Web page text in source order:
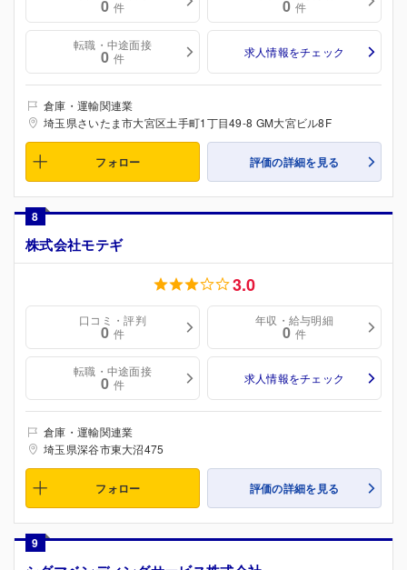
0 件 0 件
転職・中途面接
0 件 求人情報をチェック
倉庫・運輸関連業
埼玉県さいたま市大宮区土手町1丁目49-8 GM大宮ビル8F
フォロー 評価の詳細を見る
8
株式会社モテギ
3.0
口コミ・評判
0 件
年収・給与明細
0 件
転職・中途面接
0 件 求人情報をチェック
倉庫・運輸関連業
埼玉県深谷市東大沼475
フォロー 評価の詳細を見る
9